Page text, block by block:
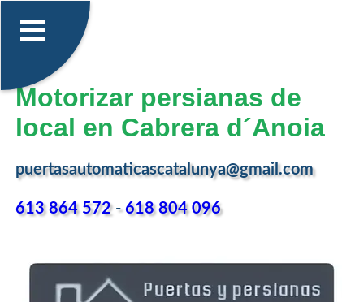
Motorizar persianas de
local en Cabrera d´Anoia
puertasautomaticascatalunya@gmail.com
613 864 572-618 804 096